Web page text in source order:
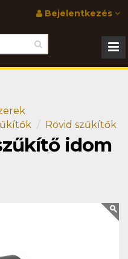
Bejelentkezés
Rövid szűkítők
idom